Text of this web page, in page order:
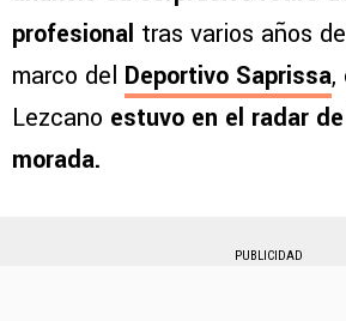
profesional tras varios años
marco del Deportivo Saprissa,
Lezcano estuvo en el radar
morada.
PUBLICIDAD